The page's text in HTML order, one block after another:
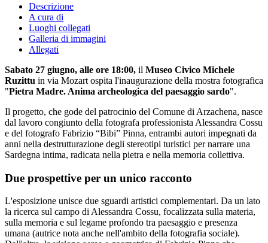
Descrizione
A cura di
Luoghi collegati
Galleria di immagini
Allegati
Sabato 27 giugno, alle ore 18:00, il Museo Civico Michele
Ruzittu in via Mozart ospita l'inaugurazione della mostra fotografica
"Pietra Madre. Anima archeologica del paesaggio sardo".
Il progetto, che gode del patrocinio del Comune di Arzachena, nasce
dal lavoro congiunto della fotografa professionista Alessandra Cossu
e del fotografo Fabrizio “Bibi” Pinna, entrambi autori impegnati da
anni nella destrutturazione degli stereotipi turistici per narrare una
Sardegna intima, radicata nella pietra e nella memoria collettiva.
Due prospettive per un unico racconto
L'esposizione unisce due sguardi artistici complementari. Da un lato
la ricerca sul campo di Alessandra Cossu, focalizzata sulla materia,
sulla memoria e sul legame profondo tra paesaggio e presenza
umana (autrice nota anche nell'ambito della fotografia sociale).